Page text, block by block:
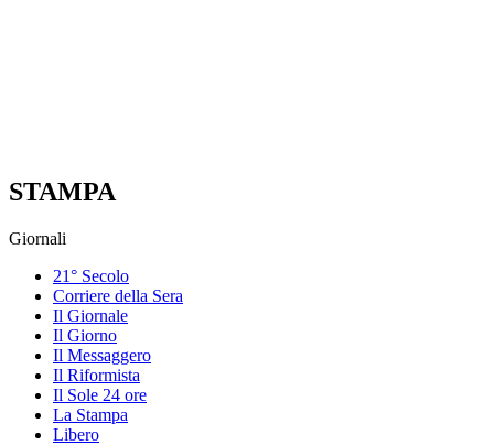
STAMPA
Giornali
21° Secolo
Corriere della Sera
Il Giornale
Il Giorno
Il Messaggero
Il Riformista
Il Sole 24 ore
La Stampa
Libero